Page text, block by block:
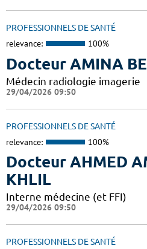
PROFESSIONNELS DE SANTÉ
relevance: 100%
Docteur AMINA
Médecin radiologie imagerie
29/04/2026 09:50
PROFESSIONNELS DE SANTÉ
relevance: 100%
Docteur AHMED
KHLIL
Interne médecine (et FFI)
29/04/2026 09:50
PROFESSIONNELS DE SANTÉ